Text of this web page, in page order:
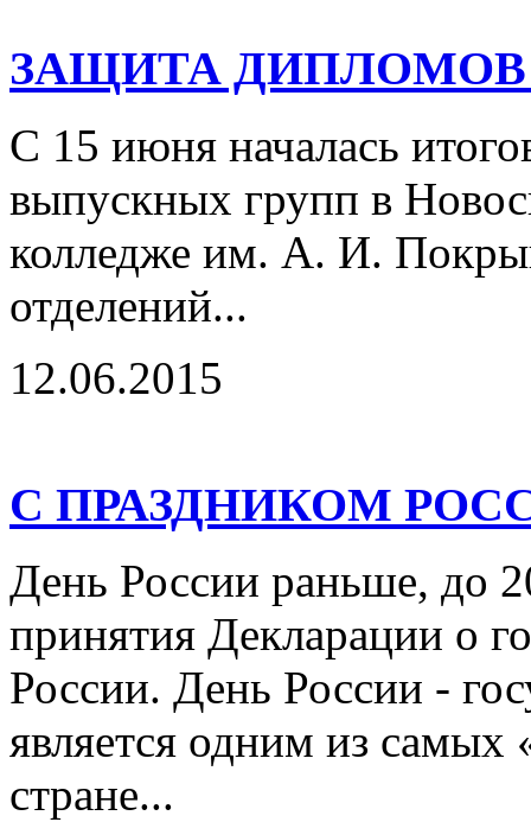
ЗАЩИТА ДИПЛОМОВ
С 15 июня началась
выпускных групп в
колледже им. А. И.
отделений...
12.06.2015
С ПРАЗДНИКОМ
День России раньше, до
принятия Декларации о
России. День России -
является одним из
стране...